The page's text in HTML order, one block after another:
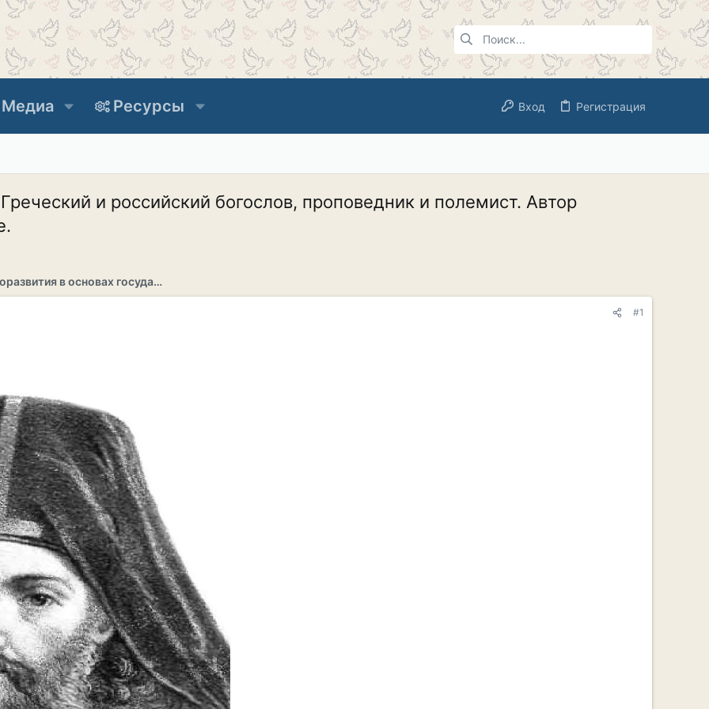
Медиа Ресурсы Вход Регистрация
и российский богослов, проповедник и полемист. Автор
Раздел саморазвития в основах государственности
#1